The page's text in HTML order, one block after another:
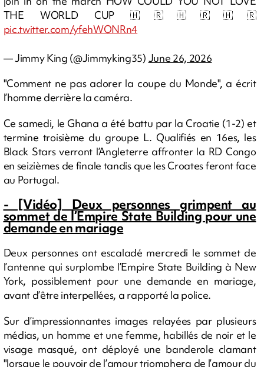
THE WORLD CUP 🇭🇷🇭🇷🇭🇷
pic.twitter.com/yfehWONRn4
— Jimmy King (@Jimmyking35) June 26, 2026
"Comment ne pas adorer la coupe du Monde", a écrit
l’homme derrière la caméra.
Ce samedi, le Ghana a été battu par la Croatie (1-2) et
termine troisième du groupe L. Qualifiés en 16es, les
Black Stars verront l’Angleterre affronter la RD Congo
en seizièmes de finale tandis que les Croates feront face
au Portugal.
- [Vidéo] Deux personnes grimpent au
sommet de l’Empire State Building pour une
demande en mariage
Deux personnes ont escaladé mercredi le sommet de
l’antenne qui surplombe l’Empire State Building à New
York, possiblement pour une demande en mariage,
avant d’être interpellées, a rapporté la police.
Sur d’impressionnantes images relayées par plusieurs
médias, un homme et une femme, habillés de noir et le
visage masqué, ont déployé une banderole clamant
"lorsque le pouvoir de l’amour triomphera de l’amour du